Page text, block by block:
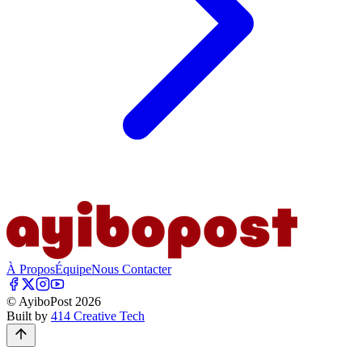
À ProposÉquipeNous Contacter
© AyiboPost 2026
Built by 414 Creative Tech